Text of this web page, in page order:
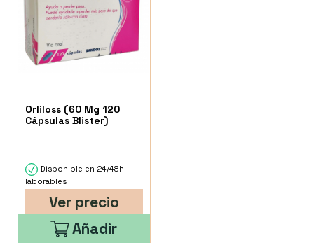
Orliloss (60 Mg 120
Cápsulas Blister)
Disponible en 24/48h
laborables
Ver precio
Añadir